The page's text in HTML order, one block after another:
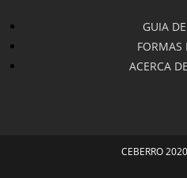
GUIA
FORMAS
ACERCA
CEBERRO